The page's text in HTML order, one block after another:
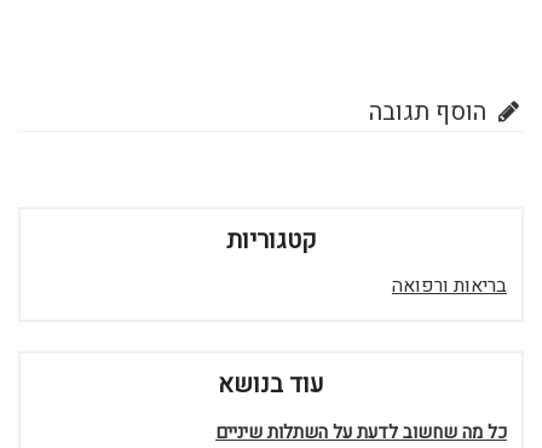
הוסף תגובה
קטגוריות
בריאות ורפואה
עוד בנושא
כל מה שחשוב לדעת על השתלות שיניים